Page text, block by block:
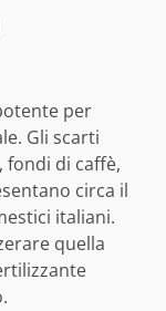
per
Gli scarti
di caffè,
circa il
italiani.
quella